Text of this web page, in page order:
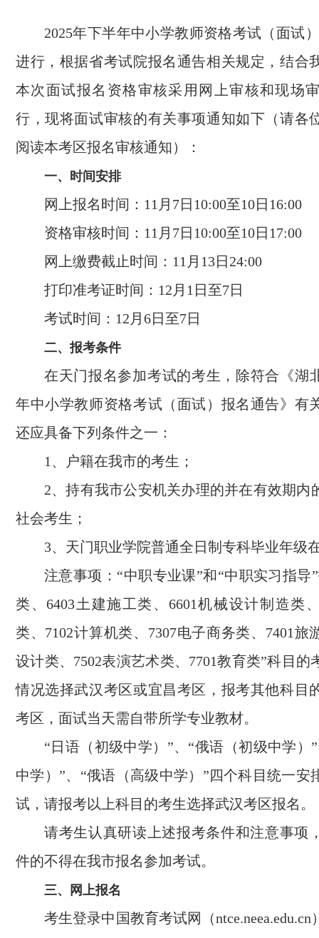
2025年下半年中小学教师资格考试（面试
进行，根据省考试院报名通告相关规定，结合
本次面试报名资格审核采用网上审核和现场
行，现将面试审核的有关事项通知如下（请各
阅读本考区报名审核通知）：
一、时间安排
网上报名时间：11月7日10:00至10日16:00
资格审核时间：11月7日10:00至10日17:00
网上缴费截止时间：11月13日24:00
打印准考证时间：12月1日至7日
考试时间：12月6日至7日
二、报考条件
在天门报名参加考试的考生，除符合《湖
年中小学教师资格考试（面试）报名通告》有
还应具备下列条件之一：
1、户籍在我市的考生；
2、持有我市公安机关办理的并在有效期内
社会考生；
3、天门职业学院普通全日制专科毕业年级
注意事项：“中职专业课”和“中职实习指导
类、6403土建施工类、6601机械设计制造类
类、7102计算机类、7307电子商务类、7401旅
设计类、7502表演艺术类、7701教育类”科目的
情况选择武汉考区或宜昌考区，报考其他科目
考区，面试当天需自带所学专业教材。
“日语（初级中学）”、“俄语（初级中学）
中学）”、“俄语（高级中学）”四个科目统一安
试，请报考以上科目的考生选择武汉考区报名。
请考生认真研读上述报考条件和注意事项
件的不得在我市报名参加考试。
三、网上报名
考生登录中国教育考试网（